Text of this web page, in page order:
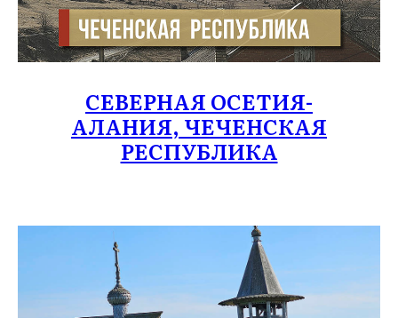
СЕВЕРНАЯ ОСЕТИЯ-
АЛАНИЯ, ЧЕЧЕНСКАЯ
РЕСПУБЛИКА